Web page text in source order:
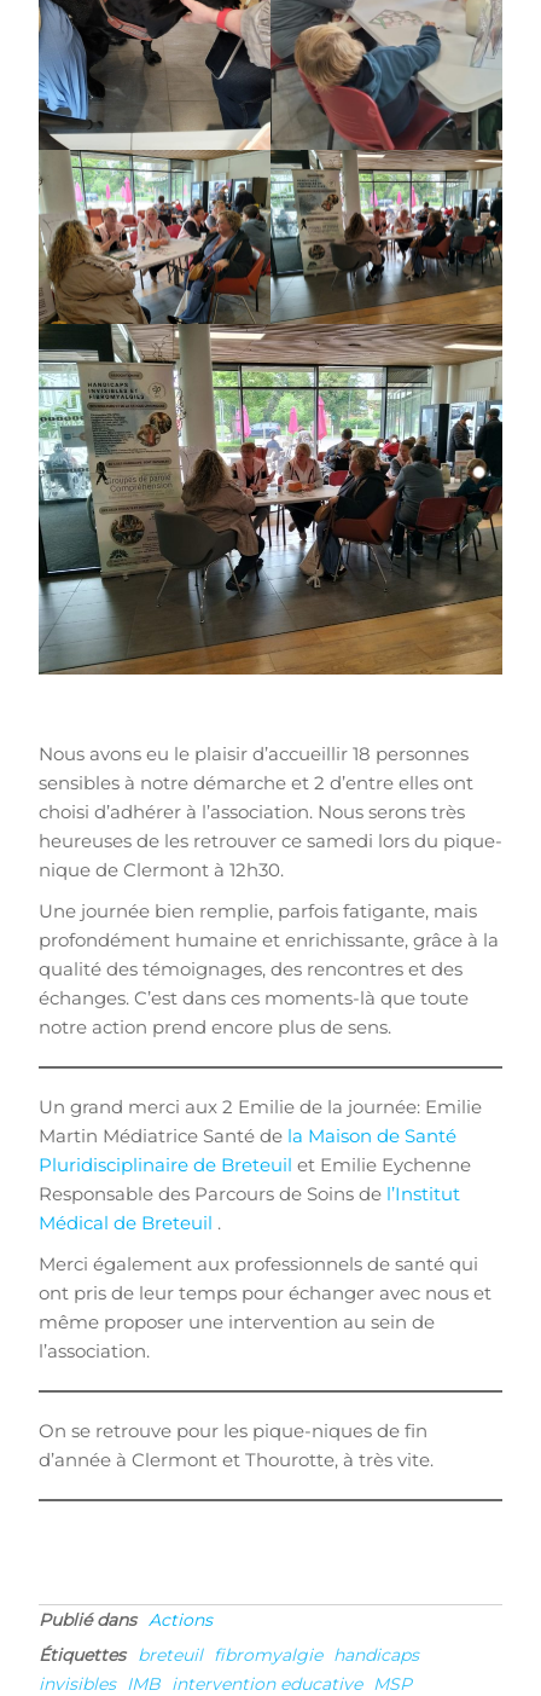
Nous avons eu le plaisir d’accueillir 18 personnes
sensibles à notre démarche et 2 d’entre elles ont
choisi d’adhérer à l’association. Nous serons très
heureuses de les retrouver ce samedi lors du pique-
nique de Clermont à 12h30.
Une journée bien remplie, parfois fatigante, mais
profondément humaine et enrichissante, grâce à la
qualité des témoignages, des rencontres et des
échanges. C’est dans ces moments-là que toute
notre action prend encore plus de sens.
Un grand merci aux 2 Emilie de la journée: Emilie
Martin Médiatrice Santé dela Maison de Santé
Pluridisciplinaire de Breteuil et Emilie Eychenne
Responsable des Parcours de Soins de l’Institut
Médical de Breteuil .
Merci également aux professionnels de santé qui
ont pris de leur temps pour échanger avec nous et
même proposer une intervention au sein de
l’association.
On se retrouve pour les pique-niques de fin
d’année à Clermont et Thourotte, à très vite.
Publié dans Actions
Étiquettes
breteuil fibromyalgie handicaps
invisibles IMB intervention educative MSP